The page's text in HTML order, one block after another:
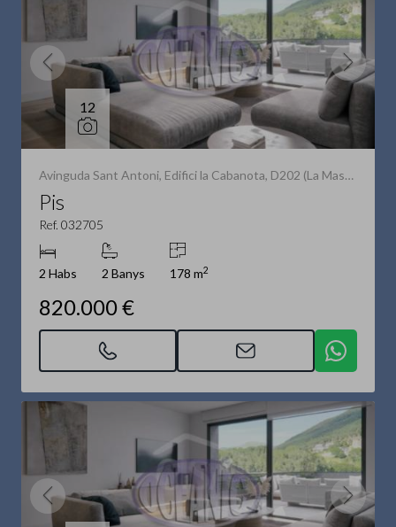
12
Avinguda Sant Antoni, Edifici la Cabanota, D202 (La Massana)
Pis
Ref. 032705
2 Habs 2 Banys 178 m2
820.000 €